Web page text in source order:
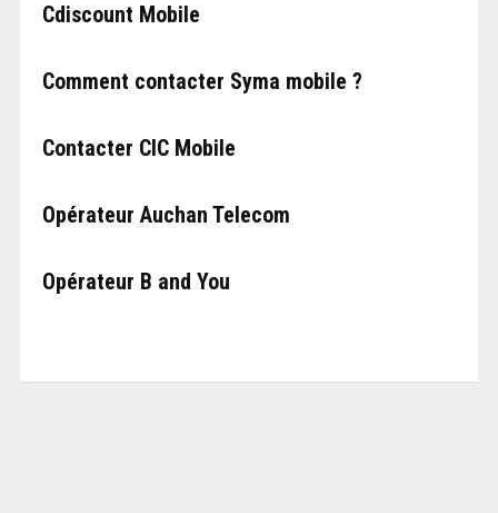
Cdiscount Mobile
Comment contacter Syma mobile ?
Contacter CIC Mobile
Opérateur Auchan Telecom
Opérateur B and You